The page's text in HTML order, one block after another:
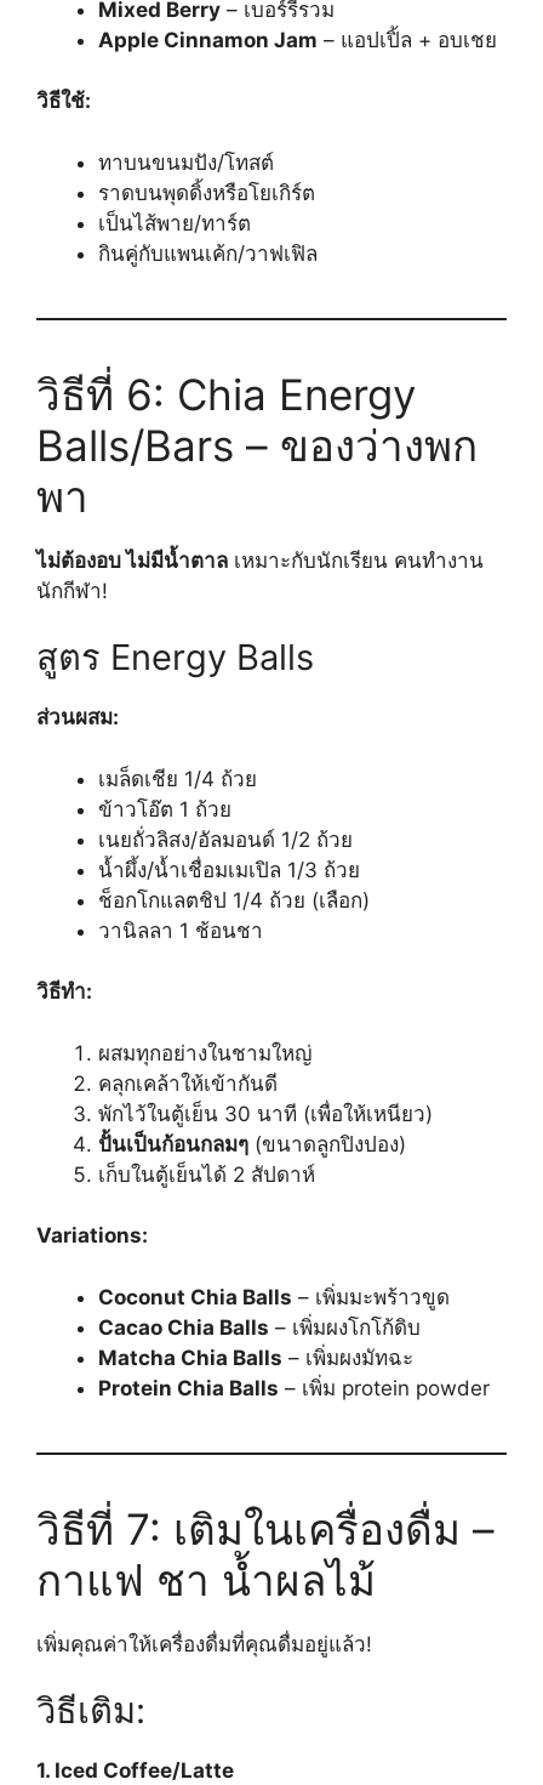
Mixed Berry – เบอร์รี่รวม
Apple Cinnamon Jam – แอปเปิ้ล + อบเชย
วิธีใช้:
ทาบนขนมปัง/โทสต์
ราดบนพุดดิ้งหรือโยเกิร์ต
เป็นไส้พาย/ทาร์ต
กินคู่กับแพนเค้ก/วาฟเฟิล
วิธีที่ 6: Chia Energy
Balls/Bars – ของว่างพก
พา
ไม่ต้องอบ ไม่มีน้ำตาล เหมาะกับนักเรียน คนทำงาน
นักกีฬา!
สูตร Energy Balls
ส่วนผสม:
เมล็ดเชีย 1/4 ถ้วย
ข้าวโอ๊ต 1 ถ้วย
เนยถั่วลิสง/อัลมอนด์ 1/2 ถ้วย
น้ำผึ้ง/น้ำเชื่อมเมเปิล 1/3 ถ้วย
ช็อกโกแลตชิป 1/4 ถ้วย (เลือก)
วานิลลา 1 ช้อนชา
วิธีทำ:
ผสมทุกอย่างในชามใหญ่
คลุกเคล้าให้เข้ากันดี
พักไว้ในตู้เย็น 30 นาที (เพื่อให้เหนียว)
ปั้นเป็นก้อนกลมๆ (ขนาดลูกปิงปอง)
เก็บในตู้เย็นได้ 2 สัปดาห์
Variations:
Coconut Chia Balls – เพิ่มมะพร้าวขูด
Cacao Chia Balls – เพิ่มผงโกโก้ดิบ
Matcha Chia Balls – เพิ่มผงมัทฉะ
Protein Chia Balls – เพิ่ม protein powder
วิธีที่ 7: เติมในเครื่องดื่ม –
กาแฟ ชา น้ำผลไม้
เพิ่มคุณค่าให้เครื่องดื่มที่คุณดื่มอยู่แล้ว!
วิธีเติม:
1. Iced Coffee/Latte